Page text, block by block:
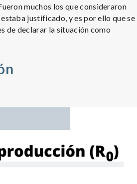
muchos los que consideraron
justificado, y es por ello que se
de declarar la situación como